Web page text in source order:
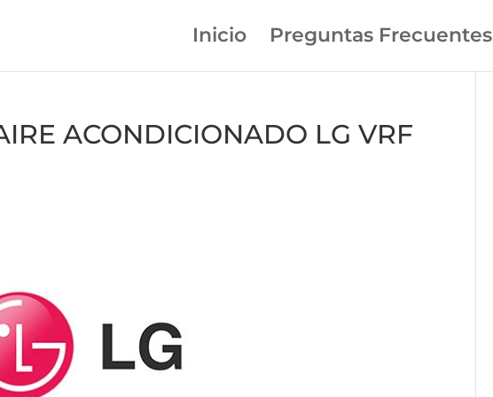
Inicio Preguntas Frecuentes
ACONDICIONADO LG VRF